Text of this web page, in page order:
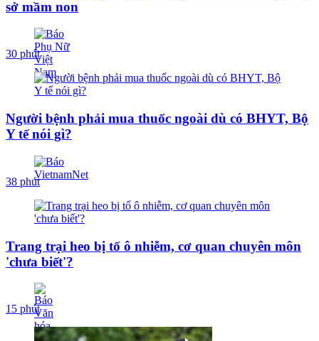
sở mầm non
30 phút
Người bệnh phải mua thuốc ngoài dù có BHYT, Bộ
Y tế nói gì?
38 phút
Trang trại heo bị tố ô nhiễm, cơ quan chuyên môn
'chưa biết'?
15 phút